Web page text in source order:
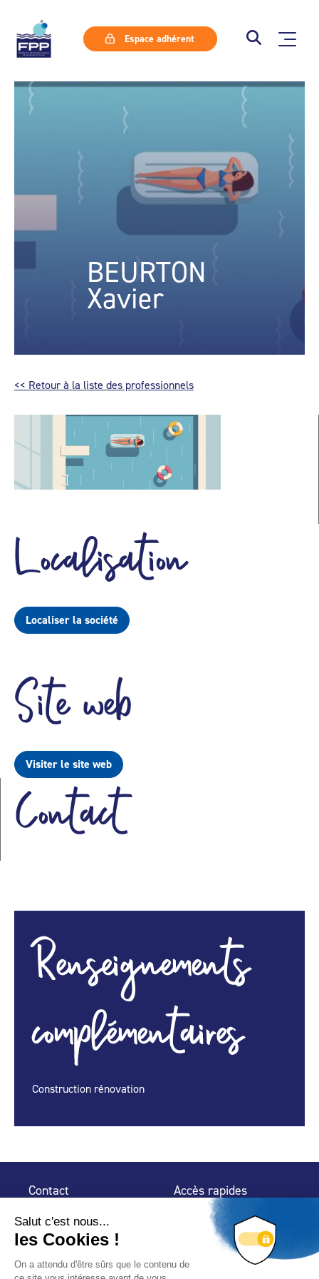
Espace adhérent
BEURTON
Xavier
<< Retour à la liste des professionnels
Localisation
Localiser la société
Site web
Visiter le site web
Contact
Renseignements
complémentaires
Construction rénovation
Contact
32 rue de Mogador
75 009 Paris
Accès rapides
Espace Presse
Trouver un
professionnel